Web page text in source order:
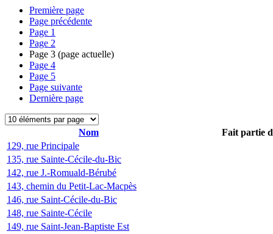
Première page
Page précédente
Page 1
Page 2
Page 3 (page actuelle)
Page 4
Page 5
Page suivante
Dernière page
Nom
Fait partie
129, rue Principale
135, rue Sainte-Cécile-du-Bic
142, rue J.-Romuald-Bérubé
143, chemin du Petit-Lac-Macpès
146, rue Saint-Cécile-du-Bic
148, rue Sainte-Cécile
149, rue Saint-Jean-Baptiste Est